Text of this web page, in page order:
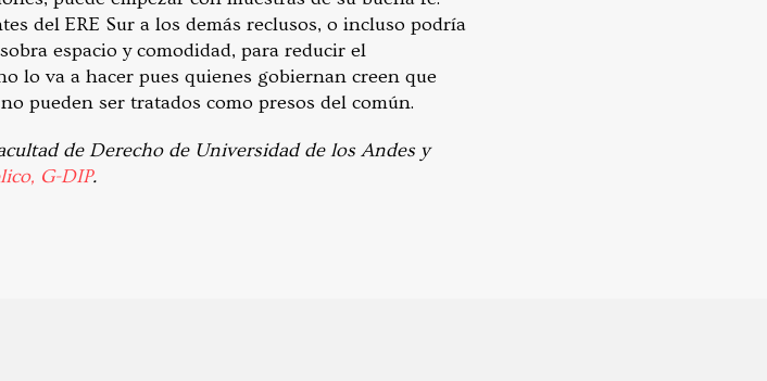
del ERE Sur a los demás reclusos, o incluso podría
espacio y comodidad, para reducir el
lo va a hacer pues quienes gobiernan creen que
pueden ser tratados como presos del común.
de Derecho de Universidad de los Andes y
G-DIP.